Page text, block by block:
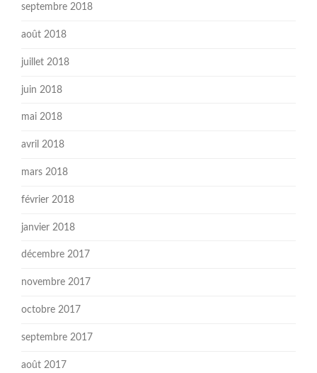
septembre 2018
août 2018
juillet 2018
juin 2018
mai 2018
avril 2018
mars 2018
février 2018
janvier 2018
décembre 2017
novembre 2017
octobre 2017
septembre 2017
août 2017